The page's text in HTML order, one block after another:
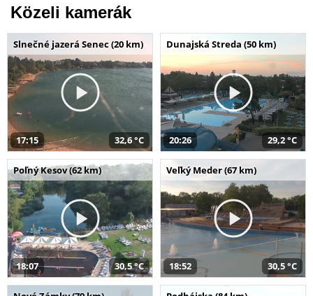
Közeli kamerák
Slnečné jazerá Senec (20 km)
17:15 32,6 °C
Dunajská Streda (50 km)
20:26 29,2 °C
Poľný Kesov (62 km)
18:07 30,5 °C
Veľký Meder (67 km)
18:52 30,5 °C